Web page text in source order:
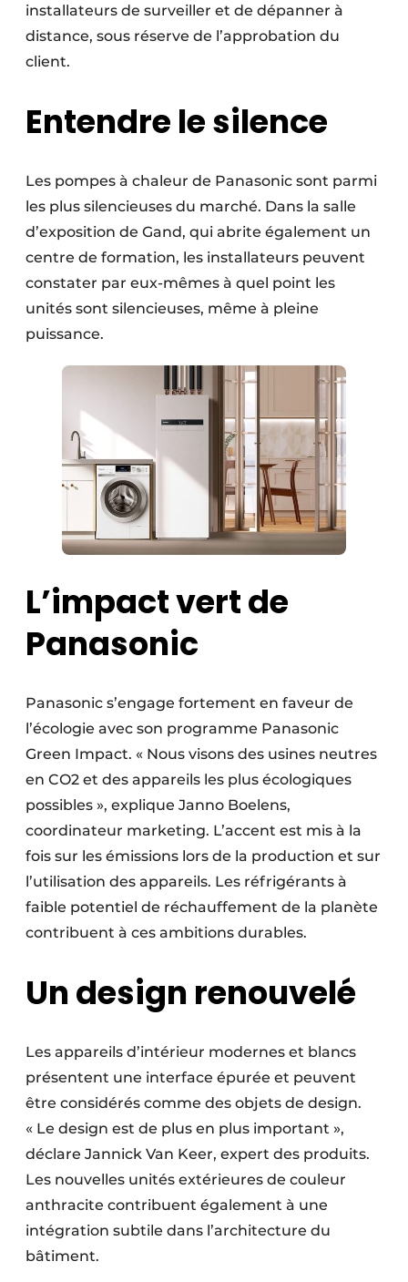
installateurs de surveiller et de dépanner à
distance, sous réserve de l’approbation du
client.
Entendre le silence
Les pompes à chaleur de Panasonic sont parmi
les plus silencieuses du marché. Dans la salle
d’exposition de Gand, qui abrite également un
centre de formation, les installateurs peuvent
constater par eux-mêmes à quel point les
unités sont silencieuses, même à pleine
puissance.
L’impact vert de
Panasonic
Panasonic s’engage fortement en faveur de
l’écologie avec son programme Panasonic
Green Impact. « Nous visons des usines neutres
en CO2 et des appareils les plus écologiques
possibles », explique Janno Boelens,
coordinateur marketing. L’accent est mis à la
fois sur les émissions lors de la production et sur
l’utilisation des appareils. Les réfrigérants à
faible potentiel de réchauffement de la planète
contribuent à ces ambitions durables.
Un design renouvelé
Les appareils d’intérieur modernes et blancs
présentent une interface épurée et peuvent
être considérés comme des objets de design.
« Le design est de plus en plus important »,
déclare Jannick Van Keer, expert des produits.
Les nouvelles unités extérieures de couleur
anthracite contribuent également à une
intégration subtile dans l’architecture du
bâtiment.